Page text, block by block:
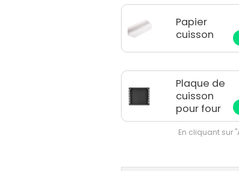
Papier
cuisson
Plaque de
cuisson
pour four
En cliquant sur